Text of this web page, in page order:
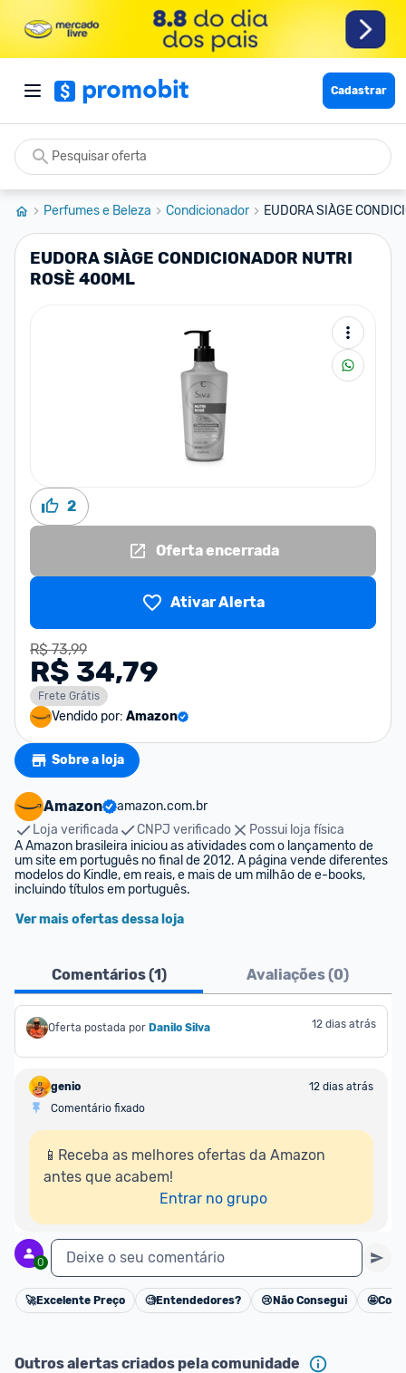
Cadastrar
Perfumes e Beleza Condicionador EUDORA SIÀGE
EUDORA SIÀGE CONDICIONADOR NUTRI
ROSÈ 400ML
2
Oferta encerrada
Ativar Alerta
R$ 73,99
R$ 34,79
Frete Grátis
Vendido por: Amazon
Sobre a loja
Amazon
amazon.com.br
Loja verificada
CNPJ verificado
Possui loja física
A Amazon brasileira iniciou as atividades com o lançamento de
um site em português no final de 2012. A página vende diferentes
modelos do Kindle, em reais, e mais de um milhão de e-books,
incluindo títulos em português.
Ver mais ofertas dessa loja
Comentários (1) Avaliações (0)
Oferta postada por Danilo Silva 12 dias atrás
genio
12 dias atrás
Comentário fixado
📱Receba as melhores ofertas da Amazon
antes que acabem!
Entrar no grupo
0 Deixe o seu comentário
Cancelar
🚀Excelente Preço 🧐Entendedores? 😢 Não Consegui 🤩
Outros alertas criados pela comunidade